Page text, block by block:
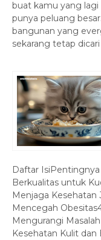
buat kamu yang lagi
punya peluang
bangunan yang
sekarang tetap dicari
Daftar
Berkualitas untuk
Menjaga Kesehatan
Mencegah
Mengurangi
Kesehatan Kulit